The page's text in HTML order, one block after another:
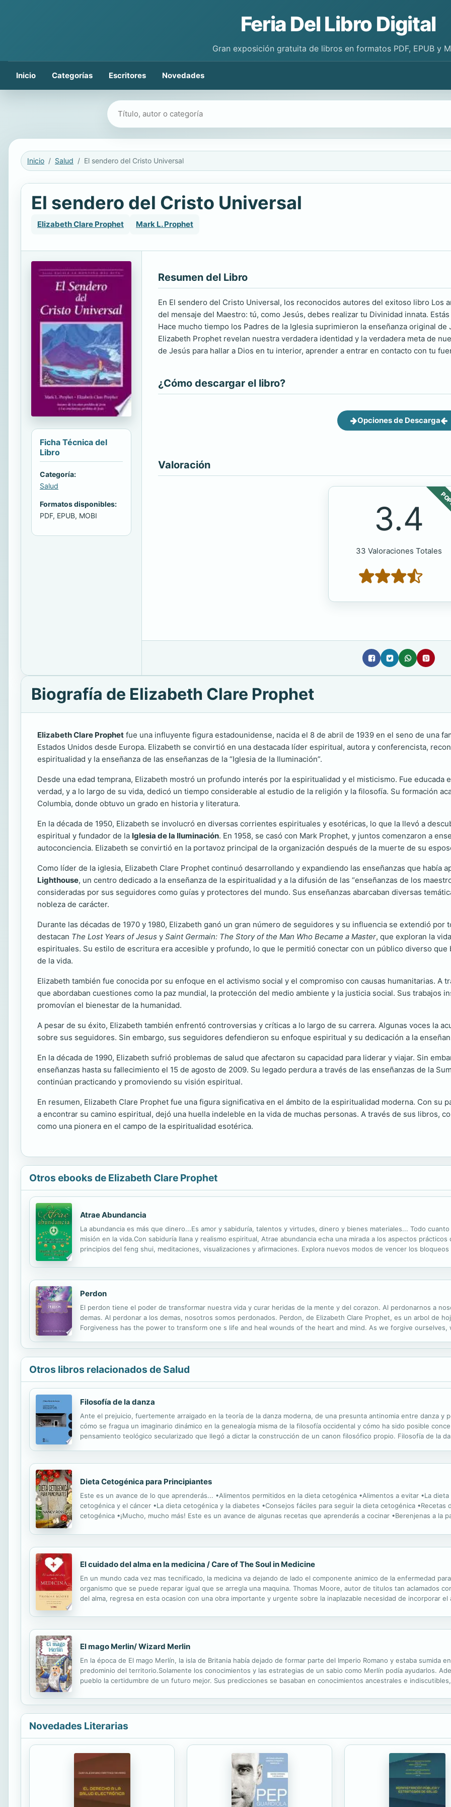
Feria Del Libro Digital
Gran exposición gratuita de libros en formatos PDF, EPUB y
Inicio Categorías Escritores Novedades
Buscar libros
Inicio Salud El sendero del Cristo Universal
El sendero del Cristo Universal
Elizabeth Clare Prophet Mark L. Prophet
Ficha Técnica del
Libro
Categoría:
Salud
Formatos disponibles:
PDF, EPUB, MOBI
Resumen del Libro
En El sendero del Cristo Universal, los reconocidos autores del exitoso libro Los
del mensaje del Maestro: tú, como Jesús, debes realizar tu Divinidad innata.
Hace mucho tiempo los Padres de la Iglesia suprimieron la enseñanza original
Elizabeth Prophet revelan nuestra verdadera identidad y la verdadera meta de
de Jesús para hallar a Dios en tu interior, aprender a entrar en contacto con tu
¿Cómo descargar el libro?
Opciones de Descarga
Valoración
3.4
33 Valoraciones Totales
Biografía de Elizabeth Clare Prophet
Elizabeth Clare Prophet fue una influyente figura estadounidense, nacida el 8 de abril de 1939 en el seno de una
Estados Unidos desde Europa. Elizabeth se convirtió en una destacada líder espiritual, autora y conferencista,
espiritualidad y la enseñanza de las enseñanzas de la “Iglesia de la Iluminación”.
Desde una edad temprana, Elizabeth mostró un profundo interés por la espiritualidad y el misticismo. Fue educada
verdad, y a lo largo de su vida, dedicó un tiempo considerable al estudio de la religión y la filosofía. Su formación
Columbia, donde obtuvo un grado en historia y literatura.
En la década de 1950, Elizabeth se involucró en diversas corrientes espirituales y esotéricas, lo que la llevó a
espiritual y fundador de la Iglesia de la Iluminación. En 1958, se casó con Mark Prophet, y juntos comenzaron a
autoconciencia. Elizabeth se convirtió en la portavoz principal de la organización después de la muerte de su
Como líder de la iglesia, Elizabeth Clare Prophet continuó desarrollando y expandiendo las enseñanzas que había
Lighthouse, un centro dedicado a la enseñanza de la espiritualidad y a la difusión de las “enseñanzas de los
consideradas por sus seguidores como guías y protectores del mundo. Sus enseñanzas abarcaban diversas
nobleza de carácter.
Durante las décadas de 1970 y 1980, Elizabeth ganó un gran número de seguidores y su influencia se extendió
destacan The Lost Years of Jesus y Saint Germain: The Story of the Man Who Became a Master, que exploran la
espirituales. Su estilo de escritura era accesible y profundo, lo que le permitió conectar con un público diverso
de la vida.
Elizabeth también fue conocida por su enfoque en el activismo social y el compromiso con causas humanitarias. A
que abordaban cuestiones como la paz mundial, la protección del medio ambiente y la justicia social. Sus trabajos
promovían el bienestar de la humanidad.
A pesar de su éxito, Elizabeth también enfrentó controversias y críticas a lo largo de su carrera. Algunas voces la
sobre sus seguidores. Sin embargo, sus seguidores defendieron su enfoque espiritual y su dedicación a la
En la década de 1990, Elizabeth sufrió problemas de salud que afectaron su capacidad para liderar y viajar. Sin
enseñanzas hasta su fallecimiento el 15 de agosto de 2009. Su legado perdura a través de las enseñanzas de la
continúan practicando y promoviendo su visión espiritual.
En resumen, Elizabeth Clare Prophet fue una figura significativa en el ámbito de la espiritualidad moderna. Con su
a encontrar su camino espiritual, dejó una huella indeleble en la vida de muchas personas. A través de sus libros,
como una pionera en el campo de la espiritualidad esotérica.
Otros ebooks de Elizabeth Clare Prophet
Atrae Abundancia
La abundancia es más que dinero...Es amor y sabiduría, talentos y virtudes, dinero y bienes materiales... Todo
misión en la vida.Con sabiduría llana y realismo espiritual, Atrae abundancia echa una mirada a los aspectos
principios del feng shui, meditaciones, visualizaciones y afirmaciones. Explora nuevos modos de vencer los
Perdon
El perdon tiene el poder de transformar nuestra vida y curar heridas de la mente y del corazon. Al perdonarnos a
demas. Al perdonar a los demas, nosotros somos perdonados. Perdon, de Elizabeth Clare Prophet, es un arbol de
Forgiveness has the power to transform one s life and heal wounds of the heart and mind. As we forgive
Otros libros relacionados de Salud
Filosofía de la danza
Ante el prejuicio, fuertemente arraigado en la teoría de la danza moderna, de una presunta antinomia entre danza y
cómo se fragua un imaginario dinámico en la genealogía misma de la filosofía occidental y cómo ha sido posible
pensamiento teológico secularizado que llegó a dictar la construcción de un canon filosófico propio. Filosofía de la
Dieta Cetogénica para Principiantes
Este es un avance de lo que aprenderás... •Alimentos permitidos en la dieta cetogénica •Alimentos a evitar •La
cetogénica y el cáncer •La dieta cetogénica y la diabetes •Consejos fáciles para seguir la dieta cetogénica •Recetas
cetogénica •¡Mucho, mucho más! Este es un avance de algunas recetas que aprenderás a cocinar •Berenjenas a la
El cuidado del alma en la medicina / Care of The Soul in Medicine
En un mundo cada vez mas tecnificado, la medicina va dejando de lado el componente animico de la enfermedad
organismo que se puede reparar igual que se arregla una maquina. Thomas Moore, autor de titulos tan aclamados
del alma, regresa en esta ocasion con una obra importante y urgente sobre la inaplazable necesidad de incorporar
El mago Merlin/ Wizard Merlin
En la época de El mago Merlín, la isla de Britania había dejado de formar parte del Imperio Romano y estaba sumida
predominio del territorio.Solamente los conocimientos y las estrategias de un sabio como Merlín podía ayudarlos.
pueblo la certidumbre de un futuro mejor. Sus predicciones se basaban en conocimientos ancestrales e
Novedades Literarias